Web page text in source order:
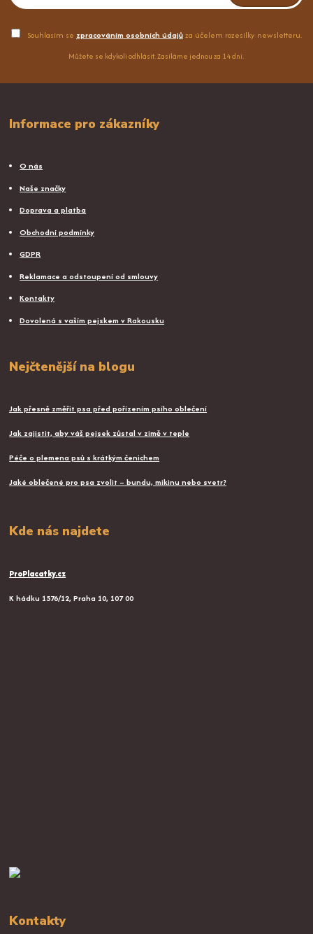
Souhlasím se zpracováním osobních údajůza účelem rozesílky newsletteru.
Můžete se kdykoli odhlásit. Zasíláme jednou za 14 dní.
Informace pro zákazníky
O nás
Naše značky
Doprava a platba
Obchodní podmínky
GDPR
Reklamace a odstoupení od smlouvy
Kontakty
Dovolená s vaším pejskem v Rakousku
Nejčtenější na blogu
Jak přesně změřit psa před pořízením psího oblečení
Jak zajistit, aby váš pejsek zůstal v zimě v teple
Péče o plemena psů s krátkým čenichem
Jaké oblečené pro psa zvolit – bundu, mikinu nebo svetr?
Kde nás najdete
ProPlacatky.cz
K hádku 1576/12, Praha 10, 107 00
Kontakty